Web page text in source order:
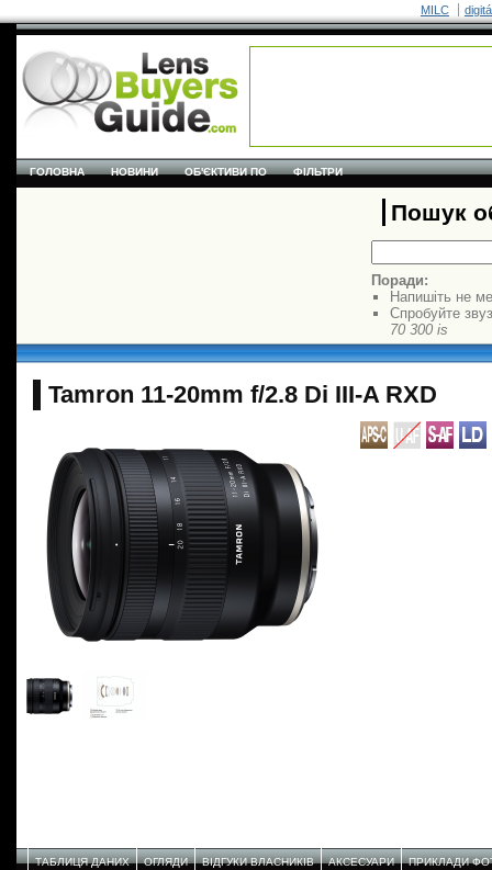
MILC
ГОЛОВНА НОВИНИ ОБ'ЄКТИВИ ПО ФІЛЬТРИ
Пошук
Поради:
Напишіть не
Спробуйте
70 300 is
Tamron 11-20mm f/2.8 Di III-A RXD
ТАБЛИЦЯ ДАНИХ ОГЛЯДИ ВІДГУКИ ВЛАСНИКІВ АКСЕСУАРИ ПРИКЛАДИ